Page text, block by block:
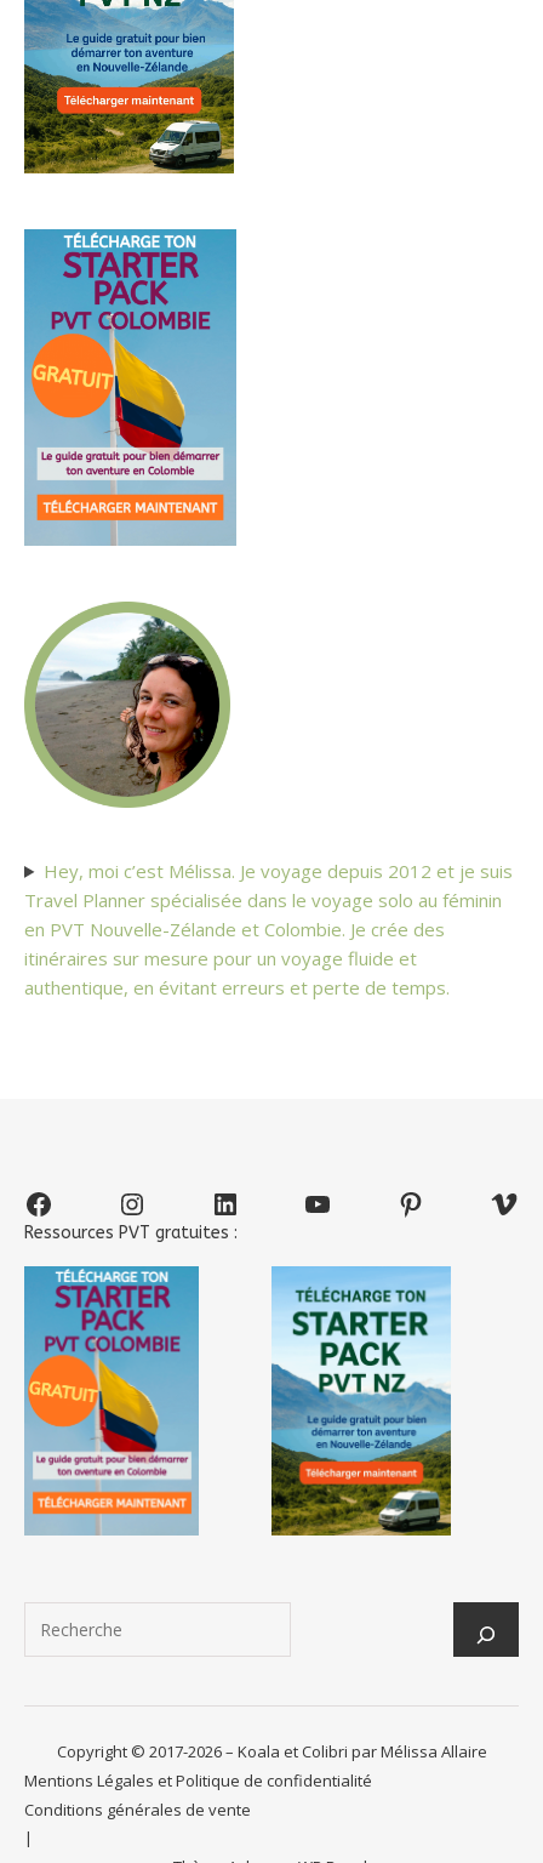
Hey, moi c’est Mélissa. Je voyage depuis 2012 et je suis
Travel Planner spécialisée dans le voyage solo au féminin
en PVT Nouvelle-Zélande et Colombie. Je crée des
itinéraires sur mesure pour un voyage fluide et
authentique, en évitant erreurs et perte de temps.
FacebookInstagramLinkedInYouTubePinterest
Ressources PVT gratuites :
Copyright © 2017-2026 – Koala et Colibri par Mélissa Allaire
Mentions Légales et Politique de confidentialité
Conditions générales de vente